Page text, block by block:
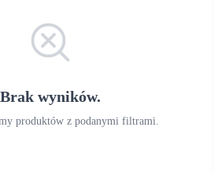
Brak wyników.
produktów z podanymi filtrami.